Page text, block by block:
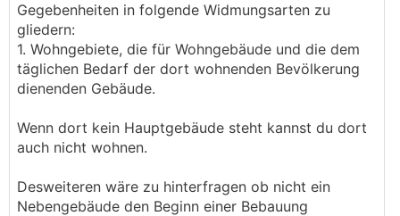
Gegebenheiten in folgende Widmungsarten zu
gliedern:
1. Wohngebiete, die für Wohngebäude und die dem
täglichen Bedarf der dort wohnenden Bevölkerung
dienenden Gebäude.
Wenn dort kein Hauptgebäude steht kannst du dort
auch nicht wohnen.
Desweiteren wäre zu hinterfragen ob nicht ein
Nebengebäude den Beginn einer Bebauung